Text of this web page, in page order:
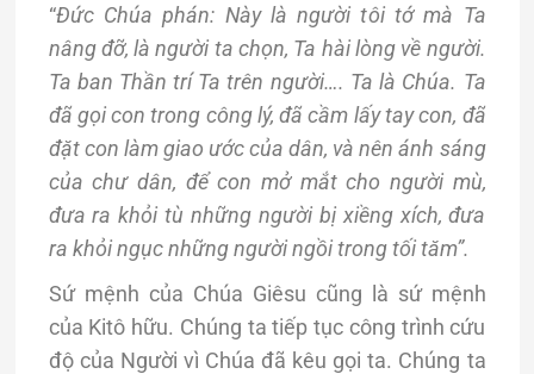
“Đức Chúa phán: Này là người tôi tớ mà Ta
nâng đỡ, là người ta chọn, Ta hài lòng về người.
Ta ban Thần trí Ta trên người…. Ta là Chúa. Ta
đã gọi con trong công lý, đã cầm lấy tay con, đã
đặt con làm giao ước của dân, và nên ánh sáng
của chư dân, để con mở mắt cho người mù,
đưa ra khỏi tù những người bị xiềng xích, đưa
ra khỏi ngục những người ngồi trong tối tăm”.
Sứ mệnh của Chúa Giêsu cũng là sứ mệnh
của Kitô hữu. Chúng ta tiếp tục công trình cứu
độ của Người vì Chúa đã kêu gọi ta. Chúng ta